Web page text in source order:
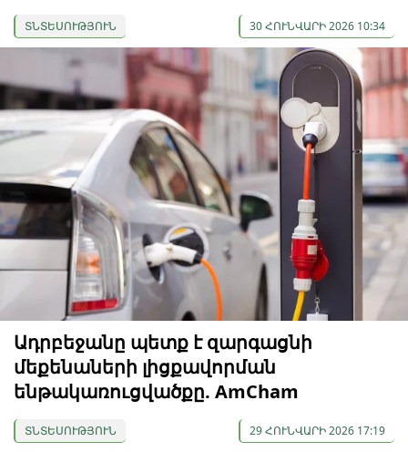
ՏՆՏԵՍՈՒԹՅՈՒՆ 30 ՀՈՒՆՎԱՐԻ 2026 10:34
Ադրբեջանը պետք է զարգացնի
մեքենաների լիցքավորման
ենթակառուցվածքը. AmCham
ՏՆՏԵՍՈՒԹՅՈՒՆ 29 ՀՈՒՆՎԱՐԻ 2026 17:19